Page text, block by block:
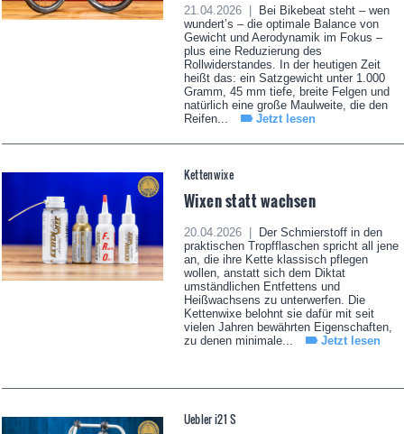
21.04.2026 |
Bei Bikebeat steht – wen
wundert’s – die optimale Balance von
Gewicht und Aerodynamik im Fokus –
plus eine Reduzierung des
Rollwiderstandes. In der heutigen Zeit
heißt das: ein Satzgewicht unter 1.000
Gramm, 45 mm tiefe, breite Felgen und
natürlich eine große Maulweite, die den
Reifen...
Jetzt lesen
Kettenwixe
Wixen statt wachsen
20.04.2026 |
Der Schmierstoff in den
praktischen Tropfflaschen spricht all jene
an, die ihre Kette klassisch pflegen
wollen, anstatt sich dem Diktat
umständlichen Entfettens und
Heißwachsens zu unterwerfen. Die
Kettenwixe belohnt sie dafür mit seit
vielen Jahren bewährten Eigenschaften,
zu denen minimale...
Jetzt lesen
Uebler i21 S